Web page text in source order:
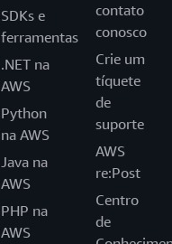
SDKs e
ferramentas
.NET na
AWS
Python
na AWS
Java na
AWS
PHP na
AWS
contato
conosco
Crie um
tíquete
de
suporte
AWS
re:Post
Centro
de